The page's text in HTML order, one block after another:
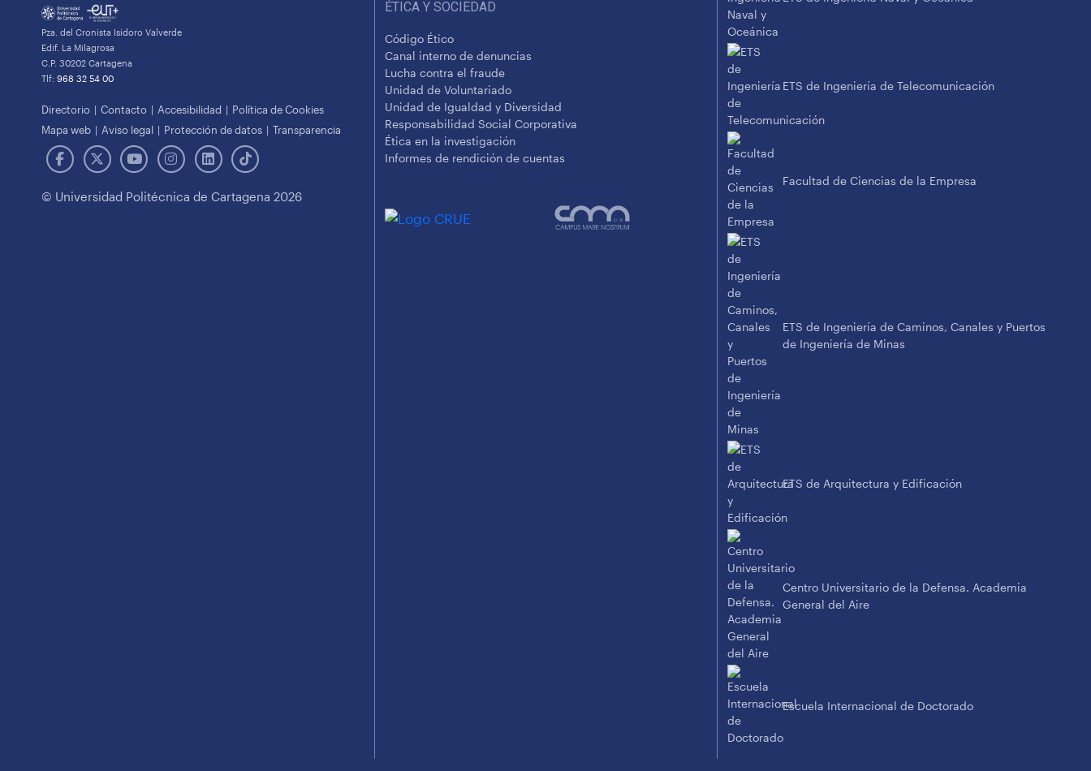
Pza. del Cronista Isidoro Valverde
Edif. La Milagrosa
C.P. 30202 Cartagena
Tlf: 968 32 54 00
Directorio Contacto Accesibilidad
Política de Cookies
Mapa web
Aviso legal Protección de datos Transparencia
© Universidad Politécnica de Cartagena 2026
ÉTICA Y SOCIEDAD
Código Ético
Canal interno de denuncias
Lucha contra el fraude
Unidad de Voluntariado
Unidad de Igualdad y Diversidad
Responsabilidad Social Corporativa
Ética en la investigación
Informes de rendición de cuentas
ETS de Ingeniería de Telecomunicación
Facultad de Ciencias de la Empresa
ETS de Ingeniería de Caminos, Canales y Puertos
de Ingeniería de Minas
ETS de Arquitectura y Edificación
Centro Universitario de la Defensa. Academia
General del Aire
Escuela Internacional de Doctorado